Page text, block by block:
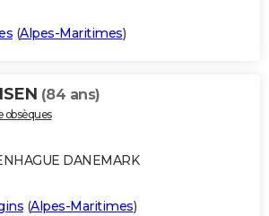
(Alpes-Maritimes)
(84 ans)
obsèques
DANEMARK
(Alpes-Maritimes)